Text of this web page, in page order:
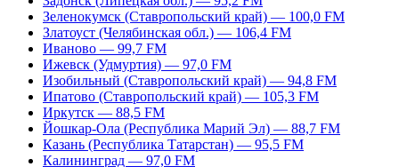
Зеленокумск (Ставропольский край) — 100,0 FM
Златоуст (Челябинская обл.) — 106,4 FM
Иваново — 99,7 FM
Ижевск (Удмуртия) — 97,0 FM
Изобильный (Ставропольский край) — 94,8 FM
Ипатово (Ставропольский край) — 105,3 FM
Иркутск — 88,5 FM
Йошкар-Ола (Республика Марий Эл) — 88,7 FM
Казань (Республика Татарстан) — 95,5 FM
Калининград — 97,0 FM